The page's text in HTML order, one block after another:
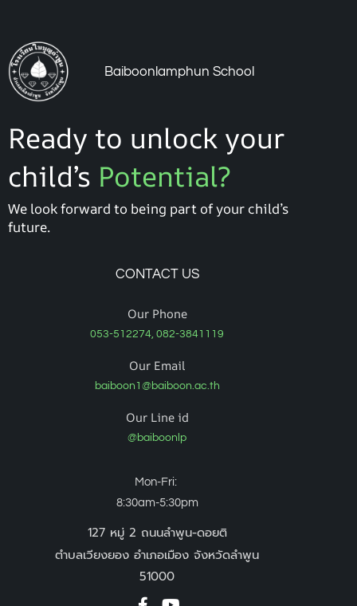
Baiboonlamphun School
Ready to unlock your
child’s Potential?
We look forward to being part of your child’s
future.
CONTACT US
Our Phone
053-512274, 082-3841119
Our Email
baiboon1@baiboon.ac.th
Our Line id
@baiboonlp
Mon-Fri:
8:30am-5:30pm
127 หมู่ 2 ถนนลำพูน-ดอยติ
ตำบลเวียงยอง อำเภอเมือง จังหวัดลำพูน
51000